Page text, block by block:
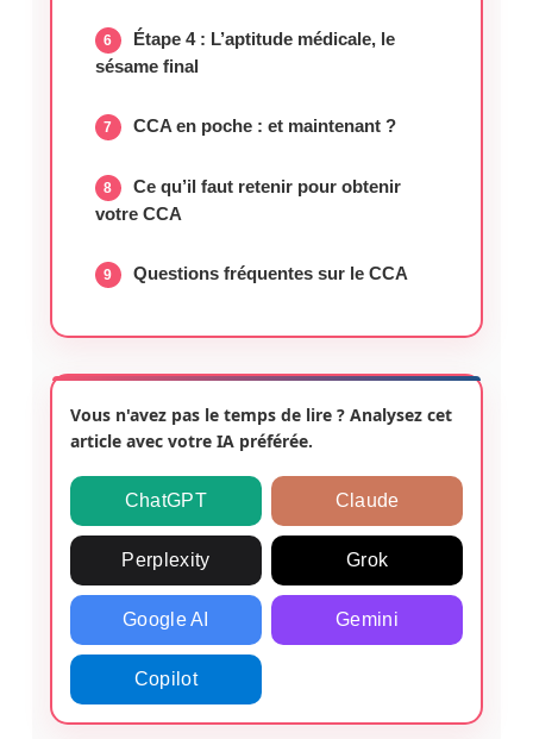
Étape 4 : L’aptitude médicale, le
sésame final
CCA en poche : et maintenant ?
Ce qu’il faut retenir pour obtenir
votre CCA
Questions fréquentes sur le CCA
Vous n'avez pas le temps de lire ? Analysez cet
article avec votre IA préférée.
ChatGPT Claude
Perplexity Grok
Google AI Gemini
Copilot